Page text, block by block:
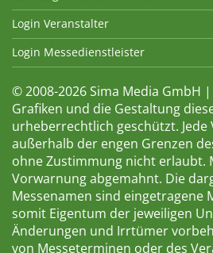
Login Veranstalter
Login Messedienstleister
© 2008-2026 Sima Media GmbH
Grafiken und die Gestaltung
urheberrechtlich geschützt. Jede
außerhalb der engen Grenzen
ohne Zustimmung nicht erlaubt.
Vorwarnung abgemahnt. Die
Messenamen sind eingetragene
somit Eigentum der jeweiligen
Änderungen und Irrtümer
von Messeterminen oder des